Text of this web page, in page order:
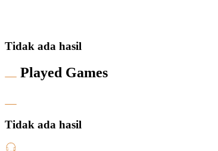
Tidak ada hasil
Played Games
Tidak ada hasil